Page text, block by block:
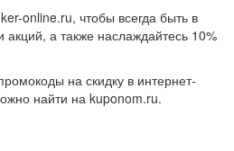
online.ru, чтобы всегда быть в
акций, а также наслаждайтесь 10%
на скидку в интернет-
найти на kuponom.ru.